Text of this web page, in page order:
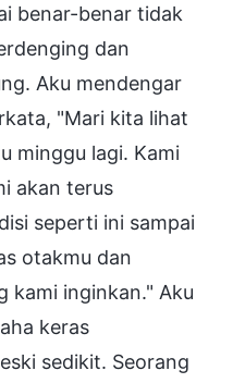
benar-benar tidak
dan
Aku mendengar
"Mari kita lihat
minggu lagi. Kami
akan terus
seperti ini sampai
otakmu dan
kami inginkan." Aku
keras
sedikit. Seorang